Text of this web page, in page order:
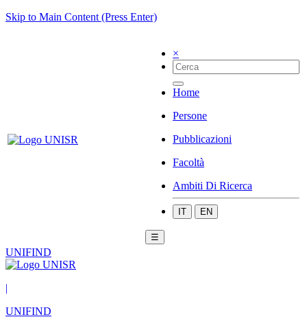
Skip to Main Content (Press Enter)
×
Home
Persone
Pubblicazioni
Facoltà
Ambiti Di Ricerca
IT EN
☰
UNIFIND
|
UNIFIND